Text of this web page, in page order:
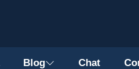
Blog Chat